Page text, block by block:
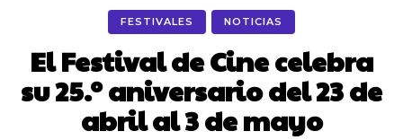
FESTIVALES NOTICIAS
El Festival de Cine celebra
su 25.º aniversario del 23 de
abril al 3 de mayo